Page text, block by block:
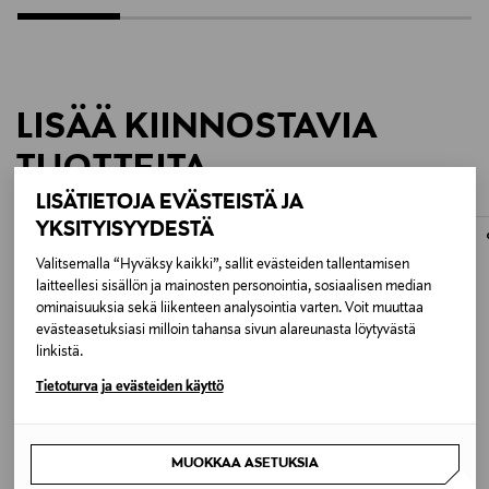
LISÄTIETOJA EVÄSTEISTÄ JA
YKSITYISYYDESTÄ
Valitsemalla “Hyväksy kaikki”, sallit evästeiden tallentamisen
laitteellesi sisällön ja mainosten personointia, sosiaalisen median
ominaisuuksia sekä liikenteen analysointia varten. Voit muuttaa
evästeasetuksiasi milloin tahansa sivun alareunasta löytyvästä
linkistä.
Tietoturva ja evästeiden käyttö
MUOKKAA ASETUKSIA
LISÄÄ KIINNOSTAVIA
TUOTTEITA
ONLINE EXCLUSIVE